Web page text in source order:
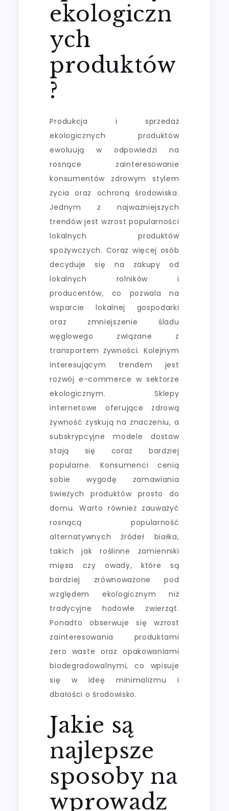
ekologiczn
ych
produktów
?
Produkcja i sprzedaż
ekologicznych produktów
ewoluują w odpowiedzi na
rosnące zainteresowanie
konsumentów zdrowym stylem
życia oraz ochroną środowiska.
Jednym z najważniejszych
trendów jest wzrost popularności
lokalnych produktów
spożywczych. Coraz więcej osób
decyduje się na zakupy od
lokalnych rolników i
producentów, co pozwala na
wsparcie lokalnej gospodarki
oraz zmniejszenie śladu
węglowego związane z
transportem żywności. Kolejnym
interesującym trendem jest
rozwój e-commerce w sektorze
ekologicznym. Sklepy
internetowe oferujące zdrową
żywność zyskują na znaczeniu, a
subskrypcyjne modele dostaw
stają się coraz bardziej
popularne. Konsumenci cenią
sobie wygodę zamawiania
świeżych produktów prosto do
domu. Warto również zauważyć
rosnącą popularność
alternatywnych źródeł białka,
takich jak roślinne zamienniki
mięsa czy owady, które są
bardziej zrównoważone pod
względem ekologicznym niż
tradycyjne hodowle zwierząt.
Ponadto obserwuje się wzrost
zainteresowania produktami
zero waste oraz opakowaniami
biodegradowalnymi, co wpisuje
się w ideę minimalizmu i
dbałości o środowisko.
Jakie są
najlepsze
sposoby na
wprowadz